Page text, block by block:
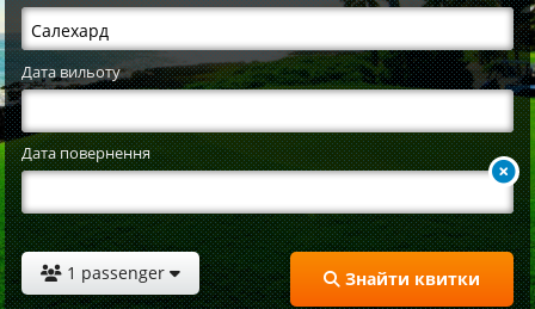
Дата вильоту
Дата повернення
1 passenger Знайти квитки